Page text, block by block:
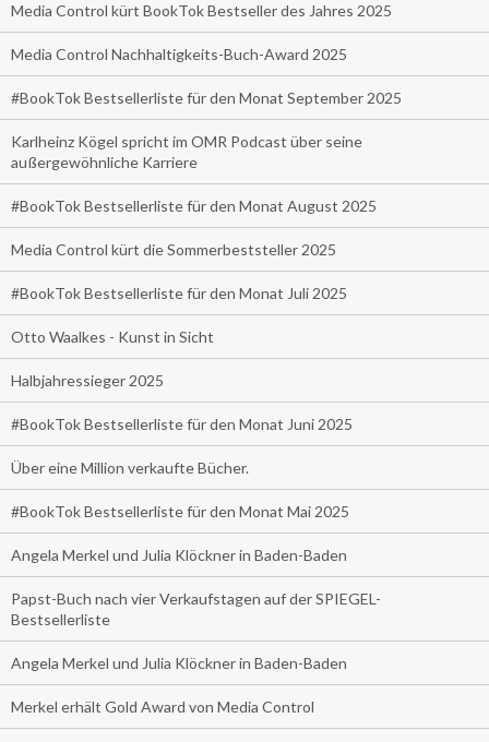
Media Control kürt BookTok Bestseller des Jahres 2025
Media Control Nachhaltigkeits-Buch-Award 2025
#BookTok Bestsellerliste für den Monat September 2025
Karlheinz Kögel spricht im OMR Podcast über seine
außergewöhnliche Karriere
#BookTok Bestsellerliste für den Monat August 2025
Media Control kürt die Sommerbeststeller 2025
#BookTok Bestsellerliste für den Monat Juli 2025
Otto Waalkes - Kunst in Sicht
Halbjahressieger 2025
#BookTok Bestsellerliste für den Monat Juni 2025
Über eine Million verkaufte Bücher.
#BookTok Bestsellerliste für den Monat Mai 2025
Angela Merkel und Julia Klöckner in Baden-Baden
Papst-Buch nach vier Verkaufstagen auf der SPIEGEL-
Bestsellerliste
Angela Merkel und Julia Klöckner in Baden-Baden
Merkel erhält Gold Award von Media Control